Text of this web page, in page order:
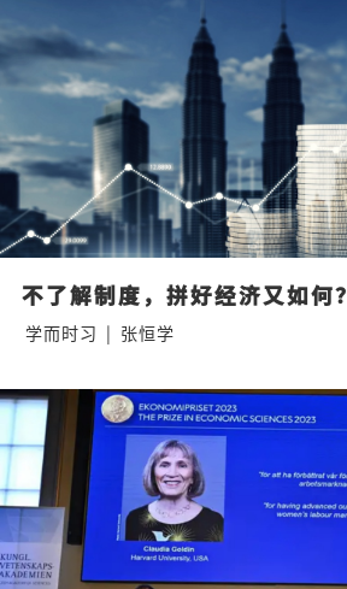
不了解制度，拼好经济又如何？
学而时习 | 张恒学